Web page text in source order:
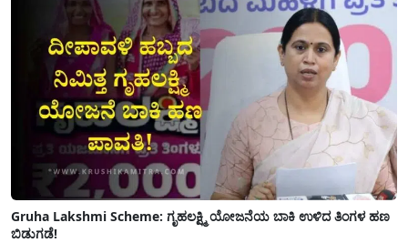
Gruha Lakshmi Scheme: ಗೃಹಲಕ್ಷ್ಮಿ ಯೋಜನೆಯ ಬಾಕಿ ಉಳಿದ ತಿಂಗಳ ಹಣ
ಬಿಡುಗಡೆ!